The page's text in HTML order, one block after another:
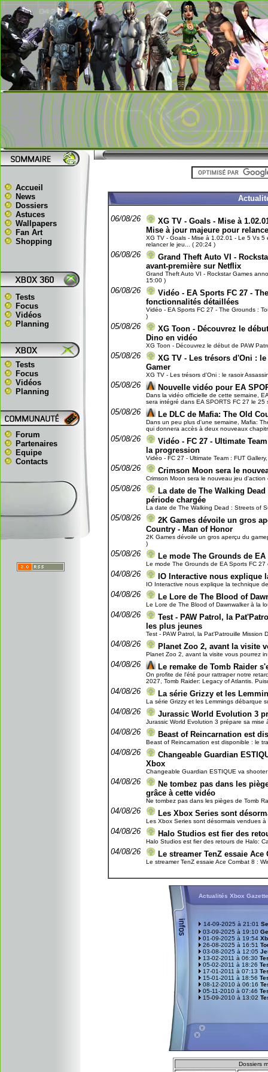
Accueil
News
Dossiers
Astuces
Wallpapers
Fan Art
Shopping
Tests
Focus
Vidéos
Planning
Tests
Focus
Vidéos
Planning
Forum
Partenaires
Equipe
Contacts
06/08/26
XG TV - Goals - Mise à
Mise à jour majeure pour
XG TV - Goals - Mise à 1.02.01 - Le 5 Vs
relancer le jeu... ( 20:24 )
06/08/26
Grand Theft Auto VI -
avant-première sur Netflix
Grand Theft Auto VI - Rockstar Games
15:00 )
06/08/26
Vidéo - EA Sports FC 27 -
fonctionnalités détaillées
Vidéo - EA Sports FC 27 - The Grounds :
)
05/08/26
XG Toon - Découvrez le
Dino en vidéo
XG Toon - Découvrez le début de PAW
05/08/26
XG TV - Les trésors d'Oni :
Gamer
XG TV - Les trésors d'Oni : le rasoir
05/08/26 Nouvelle vidéo pour EA
Dans la vidéo officielle de cette semaine,
sera intégré dans EA SPORTS FC 27 le
05/08/26 Le DLC de Mafia: The Old
Dans un peu plus d'une semaine, Mafia:
qui donnera accès à deux nouveaux
05/08/26
Vidéo - FC 27 - Ultimate
la progression
Vidéo - FC 27 - Ultimate Team : FUT
05/08/26 Crimson Moon sera le
Crimson Moon sera le nouveau jeu
05/08/26
La date de The Walking
période chargée
La date de The Walking Dead : Streets of
05/08/26
2K Games dévoile un gros
Country - Man of Honor
2K Games dévoile un gros aperçu du
)
05/08/26 Le mode The Grounds de
Le mode The Grounds de EA Sports FC
04/08/26 IO Interactive nous explique
IO Interactive nous explique la technique
04/08/26 Le Lore de The Blood of
Le Lore de The Blood of Dawnwalker à la
04/08/26
Test - PAW Patrol, la
les plus jeunes
Test - PAW Patrol, la Pat'Patrouille
04/08/26 Planet Zoo 2, avant la visite
Planet Zoo 2, avant la visite vous pourrez
04/08/26 Le remake de Tomb Raider
On profite de l'été pour rattraper notre
2027, Tomb Raider: Legacy of Atlantis.
04/08/26 La série Grizzy et les
La série Grizzy et les Lemmings débarque
04/08/26 Jurassic World Evolution 3
Jurassic World Evolution 3 prépare sa
04/08/26 Beast of Reincarnation est
Beast of Reincarnation est disponible : le
04/08/26
Changeable Guardian
Xbox
Changeable Guardian ESTIQUE va
04/08/26
Ne tombez pas dans les
grâce à cette vidéo
Ne tombez pas dans les pièges de Tomb
04/08/26 Les Xbox Series sont
Les Xbox Series sont désormais vendues
04/08/26 Halo Studios est fier des
Halo Studios est fier des retours de Halo:
04/08/26 Le streamer TenZ essaie
Le streamer TenZ essaie Ace Combat 8 :
Actualités Xbox Gazette
14-09-2025 à 21:01
03-09-2025 à 19:10
01-09-2025 à 19:54
26-08-2025 à 16:51
03-08-2025 à 12:05
13-02-2011 à 06:30
05-02-2011 à 18:26
17-01-2011 à 07:13
15-01-2011 à 18:56
08-12-2010 à 06:16
05-11-2010 à 07:46
15-09-2010 à 13:02
Dossiers